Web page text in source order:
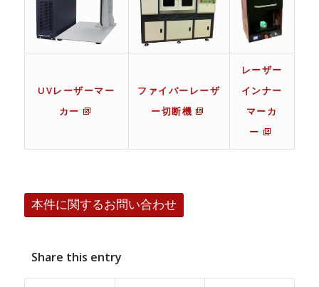
UVレーザーマー
カー
ファイバーレーザ
ー切断機
レーザー
インナー
マーカ
ー
本件に関するお問い合わせ
Share this entry